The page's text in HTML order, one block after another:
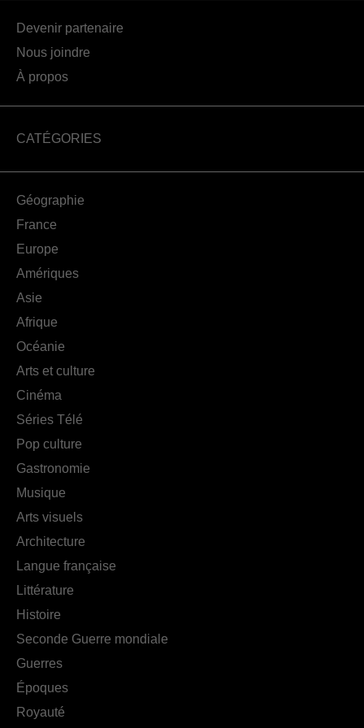
Devenir partenaire
Nous joindre
À propos
CATÉGORIES
Géographie
France
Europe
Amériques
Asie
Afrique
Océanie
Arts et culture
Cinéma
Séries Télé
Pop culture
Gastronomie
Musique
Arts visuels
Architecture
Langue française
Littérature
Histoire
Seconde Guerre mondiale
Guerres
Époques
Royauté